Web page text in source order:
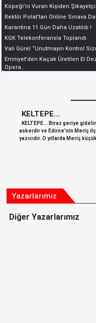
Köpeği’ni Vuran Kişiden
Rektör Polat’tan Online Sınava
Karantina 11 Gün Daha Uzatıldı !
KGK Telekonferansla Toplandı
Vali Gürel “Unutmayın Kontrol
Emniyet’den Kaçak Üretilen El
Opera..
KELTEPE...
KELTEPE... Biraz geriye
askerdir ve Edirne'nin Meriç
yazıcıdır. O yıllarda Meriç
Yazarlarımız
Diğer Yazarlarımız